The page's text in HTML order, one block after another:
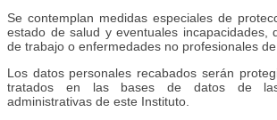
Se contemplan medidas especiales de
estado de salud y eventuales incapacidades,
de trabajo o enfermedades no profesionales
Los datos personales recabados serán
tratados en las bases de datos de
administrativas de este Instituto.